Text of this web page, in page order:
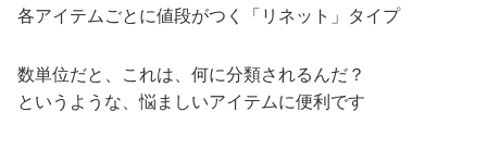
各アイテムごとに値段がつく「リネット」タイプ
数単位だと、これは、何に分類されるんだ？
というような、悩ましいアイテムに便利です